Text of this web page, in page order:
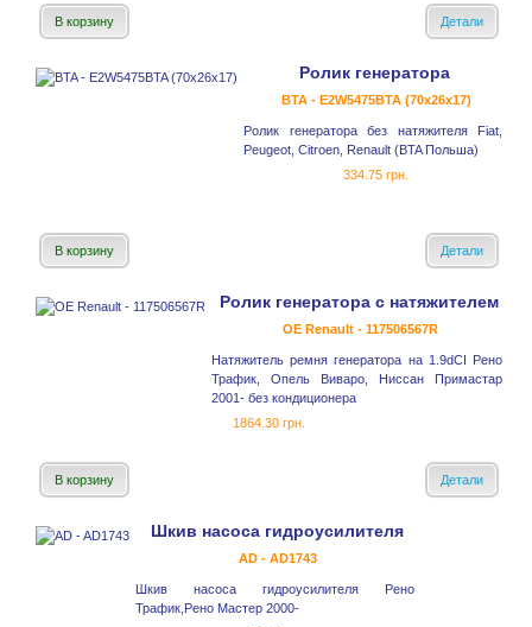
В корзину Детали
Ролик генератора
BTA - E2W5475BTA (70x26x17)
Ролик генератора без натяжителя Fiat,
Peugeot, Citroen, Renault (BTA Польша)
334.75 грн.
В корзину Детали
Ролик генератора с натяжителем
OE Renault - 117506567R
Натяжитель ремня генератора на 1.9dCI Рено
Трафик, Опель Виваро, Ниссан Примастар
2001- без кондиционера
1864.30 грн.
В корзину Детали
Шкив насоса гидроусилителя
AD - AD1743
Шкив насоса гидроусилителя Рено
Трафик,Рено Мастер 2000-